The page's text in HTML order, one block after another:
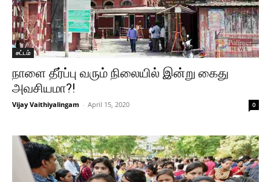
சட்டம்
நாளை தீர்ப்பு வரும் நிலையில் இன்று கைது
அவசியமா?!
Vijay Vaithiyalingam - April 15, 2020 0